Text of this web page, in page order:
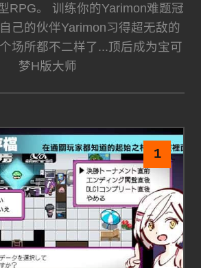
RPG。 训练你的Yarimon难题冠
己的伙伴Yarimon习得超无敌的
场所都不二样了...顶后成为宝可
梦H版大师
1